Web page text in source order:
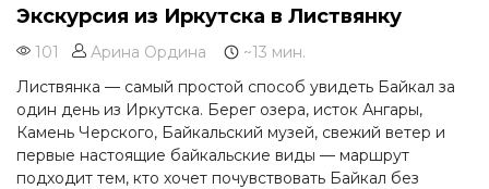
Экскурсия из Иркутска в Листвянку
101 Арина Ордина
~13 мин.
Листвянка — самый простой способ увидеть Байкал за
один день из Иркутска. Берег озера, исток Ангары,
Камень Черского, Байкальский музей, свежий ветер и
первые настоящие байкальские виды — маршрут
подходит тем, кто хочет почувствовать Байкал без